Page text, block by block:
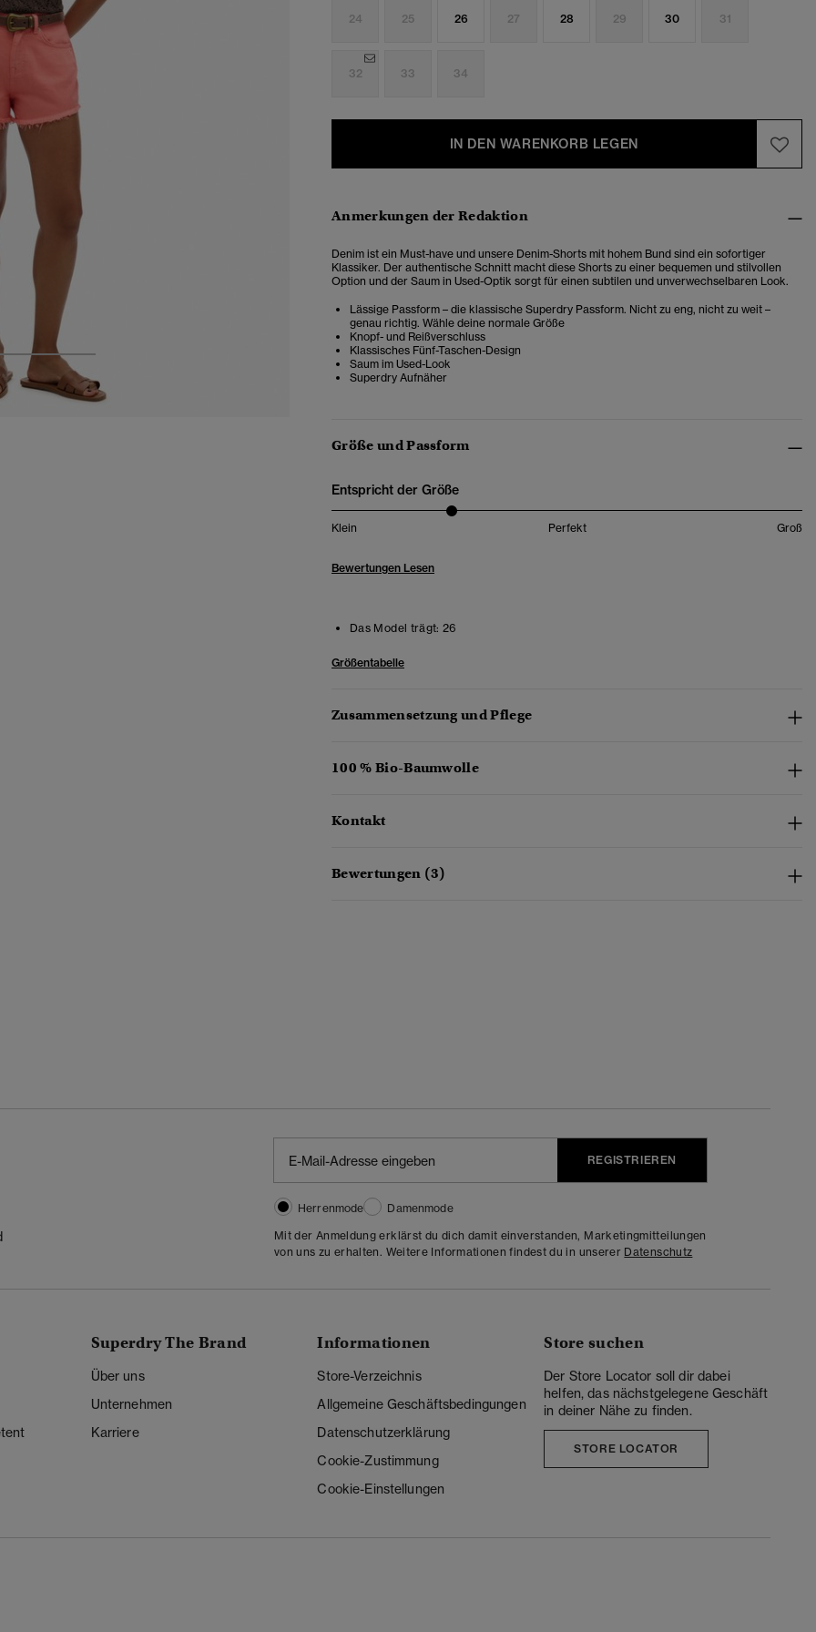
3
24 25 26 27 28 29 30 31
32 33 34
IN DEN WARENKORB LEGEN
Anmerkungen der Redaktion
Denim ist ein Must-have und unsere Denim-Shorts mit hohem Bund sind ein sofortiger
Klassiker. Der authentische Schnitt macht diese Shorts zu einer bequemen und stilvollen
Option und der Saum in Used-Optik sorgt für einen subtilen und unverwechselbaren Look.
Lässige Passform – die klassische Superdry Passform. Nicht zu eng, nicht zu weit –
genau richtig. Wähle deine normale Größe
Knopf- und Reißverschluss
Klassisches Fünf-Taschen-Design
Saum im Used-Look
Superdry Aufnäher
Größe und Passform
Entspricht der Größe
Klein Perfekt Groß
Bewertungen Lesen
Das Model trägt: 26
Größentabelle
Zusammensetzung und Pflege
100 % Bio-Baumwolle
Kontakt
Bewertungen (3)
REGISTRIEREN
Herrenmode
Damenmode
Mit der Anmeldung erklärst du dich damit einverstanden, Marketingmitteilungen
von uns zu erhalten. Weitere Informationen findest du in unserer Datenschutz
Superdry The Brand
Über uns
Unternehmen
Karriere
Informationen
Store-Verzeichnis
Allgemeine Geschäftsbedingungen
Datenschutzerklärung
Cookie-Zustimmung
Cookie-Einstellungen
Store suchen
Der Store Locator soll dir dabei
helfen, das nächstgelegene Geschäft
in deiner Nähe zu finden.
STORE LOCATOR